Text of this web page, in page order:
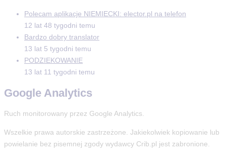
Polecam aplikacje NIEMIECKI: elector.pl na telefon
12 lat 48 tygodni temu
Bardzo dobry translator
13 lat 5 tygodni temu
PODZIEKOWANIE
13 lat 11 tygodni temu
Google Analytics
Ruch monitorowany przez Google Analytics.
Wszelkie prawa autorskie zastrzeżone. Jakiekolwiek kopiowanie lub
powielanie bez pisemnej zgody wydawcy Crib.pl jest zabronione.